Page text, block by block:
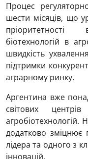
Процес
шести місяців, що
пріоритетності
біотехнологій в
швидкість
підтримки
аграрному ринку.
Аргентина вже
світових
додатково зміцнює
лідера та одного з
інновацій.